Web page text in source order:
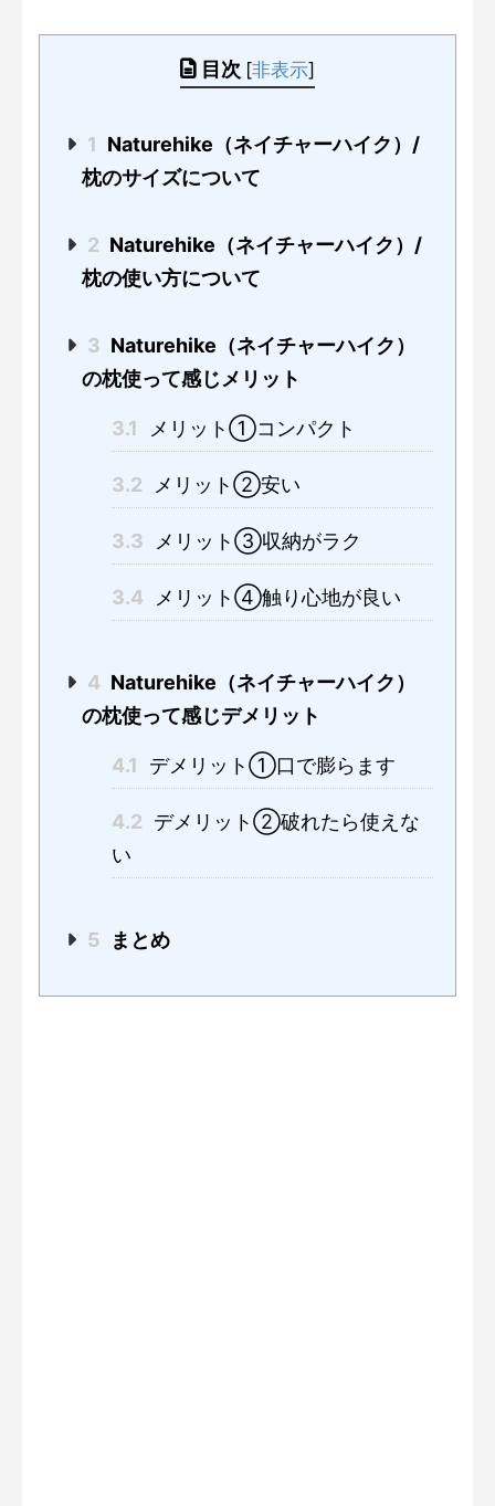
目次 [非表示]
1 Naturehike（ネイチャーハイク）/
枕のサイズについて
2 Naturehike（ネイチャーハイク）/
枕の使い方について
3 Naturehike（ネイチャーハイク）
の枕使って感じメリット
3.1 メリット①コンパクト
3.2 メリット②安い
3.3 メリット③収納がラク
3.4 メリット④触り心地が良い
4 Naturehike（ネイチャーハイク）
の枕使って感じデメリット
4.1 デメリット①口で膨らます
4.2 デメリット②破れたら使えな
い
5 まとめ